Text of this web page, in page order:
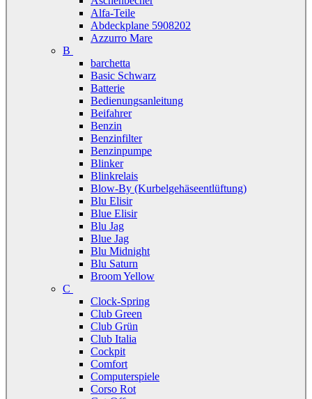
Alfa-Teile
Abdeckplane 5908202
Azzurro Mare
B
barchetta
Basic Schwarz
Batterie
Bedienungsanleitung
Beifahrer
Benzin
Benzinfilter
Benzinpumpe
Blinker
Blinkrelais
Blow-By (Kurbelgehäseentlüftung)
Blu Elisir
Blue Elisir
Blu Jag
Blue Jag
Blu Midnight
Blu Saturn
Broom Yellow
C
Clock-Spring
Club Green
Club Grün
Club Italia
Cockpit
Comfort
Computerspiele
Corso Rot